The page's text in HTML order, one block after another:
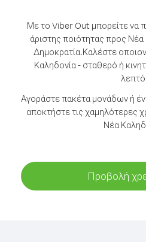
Με το Viber Out μπορείτε να
άριστης ποιότητας προς
Δημοκρατία.Καλέστε
Καληδονία - σταθερό ή
Αγοράστε πακέτα μονάδων ή
αποκτήστε τις χαμηλότερες
Νέα
Προβολή